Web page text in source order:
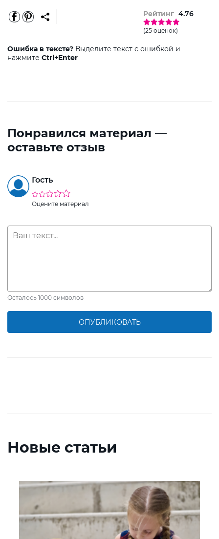
Рейтинг 4.76
(25 оценок)
Ошибка в тексте? Выделите текст с ошибкой и
нажмите Ctrl+Enter
Понравился материал —
оставьте отзыв
Гость
Оцените материал
Осталось 1000 символов
ОПУБЛИКОВАТЬ
Новые статьи